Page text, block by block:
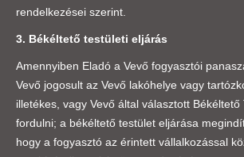
rendelkezései szerint.
3. Békéltető testületi eljárás
Amennyiben Eladó a Vevő fogyasztói
Vevő jogosult az Vevő lakóhelye vagy
illetékes, vagy Vevő által választott Békéltető
fordulni; a békéltető testület eljárása
hogy a fogyasztó az érintett vállalkozással